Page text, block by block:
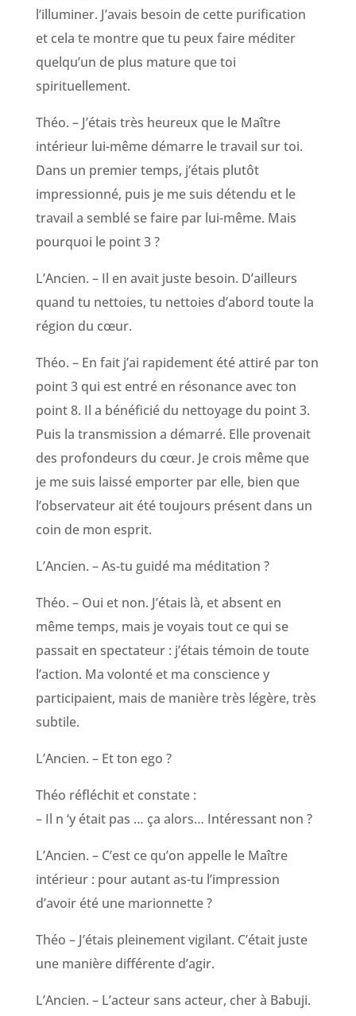
l’illuminer. J’avais besoin de cette purification
et cela te montre que tu peux faire méditer
quelqu’un de plus mature que toi
spirituellement.
Théo. – J’étais très heureux que le Maître
intérieur lui-même démarre le travail sur toi.
Dans un premier temps, j’étais plutôt
impressionné, puis je me suis détendu et le
travail a semblé se faire par lui-même. Mais
pourquoi le point 3 ?
L’Ancien. – Il en avait juste besoin. D’ailleurs
quand tu nettoies, tu nettoies d’abord toute la
région du cœur.
Théo. – En fait j’ai rapidement été attiré par ton
point 3 qui est entré en résonance avec ton
point 8. Il a bénéficié du nettoyage du point 3.
Puis la transmission a démarré. Elle provenait
des profondeurs du cœur. Je crois même que
je me suis laissé emporter par elle, bien que
l’observateur ait été toujours présent dans un
coin de mon esprit.
L’Ancien. – As-tu guidé ma méditation ?
Théo. – Oui et non. J’étais là, et absent en
même temps, mais je voyais tout ce qui se
passait en spectateur : j’étais témoin de toute
l’action. Ma volonté et ma conscience y
participaient, mais de manière très légère, très
subtile.
L’Ancien. – Et ton ego ?
Théo réfléchit et constate :
– Il n ‘y était pas … ça alors… Intéressant non ?
L’Ancien. – C’est ce qu’on appelle le Maître
intérieur : pour autant as-tu l’impression
d’avoir été une marionnette ?
Théo – J’étais pleinement vigilant. C’était juste
une manière différente d’agir.
L’Ancien. – L’acteur sans acteur, cher à Babuji.